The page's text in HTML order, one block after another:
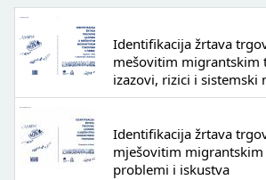
Identifikacija žrtava
mešovitim migrantskim
izazovi, rizici i sistemski
Identifikacija žrtava
mješovitim
problemi i iskustva